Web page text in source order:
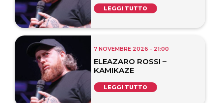
LEGGI TUTTO
7 NOVEMBRE 2026 - 21:00
ELEAZARO ROSSI –
KAMIKAZE
LEGGI TUTTO